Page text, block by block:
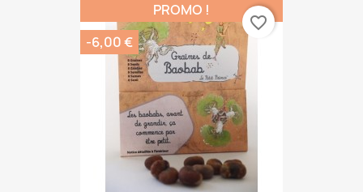
PROMO !
-6,00 €
favorite_border